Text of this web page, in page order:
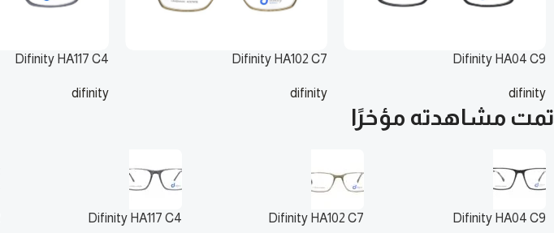
Difinity HA04 C9
difinity
270 ر.س 135 ر.س
Difinity HA102 C7
difinity
Difinity HA117 C4
difinity
تمت مشاهدته مؤخرًا
Difinity HA04 C9
Difinity HA102 C7
Difinity HA117 C4